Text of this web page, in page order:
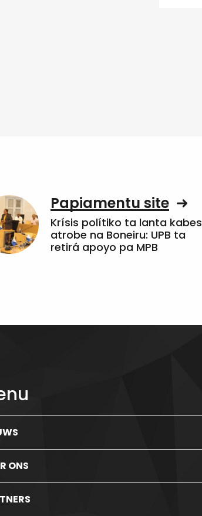
Papiamentu site
Krísis polítiko ta lanta kabes
atrobe na Boneiru: UPB ta
retirá apoyo pa MPB
ONS